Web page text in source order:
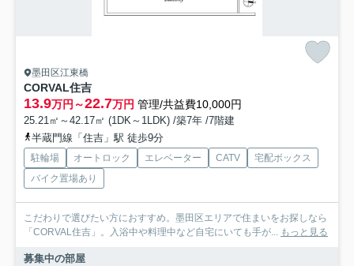
墨田区江東橋
CORVAL住吉
13.9万円～22.7万円 管理/共益費10,000円
25.21㎡～42.17㎡ (1DK～1LDK) /築7年 /7階建
半蔵門線「住吉」駅 徒歩9分
駐輪場 オートロック エレベーター CATV
宅配ボックス
バイク置場あり
こだわりで選びたい方におすすめ。墨田区エリアで住まいをお探しなら
「CORVAL住吉」。入浴中や料理中など自宅にいても手が... もっと見る
募集中の部屋